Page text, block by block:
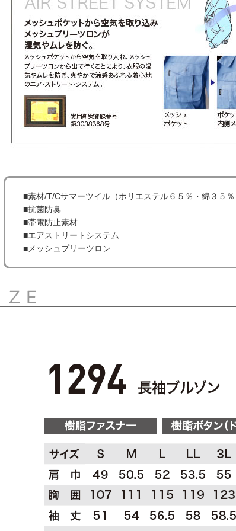
■素材/T/Cサマーツイル（ポリエステル６５％・綿３５
■抗菌防臭
■帯電防止素材
■エアストリートシステム
■メッシュプリーツロン